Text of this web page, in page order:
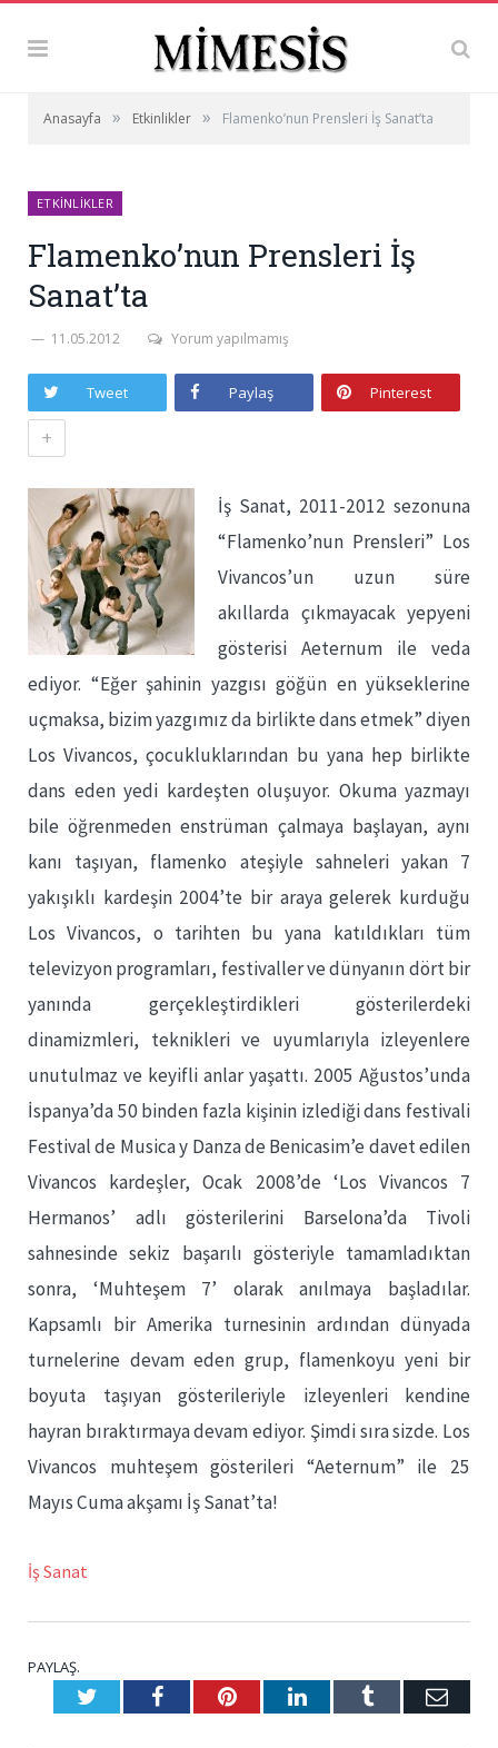
Anasayfa » Etkinlikler » Flamenko’nun Prensleri İş Sanat’ta
ETKINLIKLER
Flamenko’nun Prensleri İş
Sanat’ta
11.05.2012 Yorum yapılmamış
Tweet Paylaş Pinterest
+
İş Sanat, 2011-2012 sezonuna
“Flamenko’nun Prensleri” Los
Vivancos’un uzun süre
akıllarda çıkmayacak yepyeni
gösterisi Aeternum ile veda
ediyor. “Eğer şahinin yazgısı göğün en yükseklerine
uçmaksa, bizim yazgımız da birlikte dans etmek” diyen
Los Vivancos, çocukluklarından bu yana hep birlikte
dans eden yedi kardeşten oluşuyor. Okuma yazmayı
bile öğrenmeden enstrüman çalmaya başlayan, aynı
kanı taşıyan, flamenko ateşiyle sahneleri yakan 7
yakışıklı kardeşin 2004’te bir araya gelerek kurduğu
Los Vivancos, o tarihten bu yana katıldıkları tüm
televizyon programları, festivaller ve dünyanın dört bir
yanında gerçekleştirdikleri gösterilerdeki
dinamizmleri, teknikleri ve uyumlarıyla izleyenlere
unutulmaz ve keyifli anlar yaşattı. 2005 Ağustos’unda
İspanya’da 50 binden fazla kişinin izlediği dans festivali
Festival de Musica y Danza de Benicasim’e davet edilen
Vivancos kardeşler, Ocak 2008’de ‘Los Vivancos 7
Hermanos’ adlı gösterilerini Barselona’da Tivoli
sahnesinde sekiz başarılı gösteriyle tamamladıktan
sonra, ‘Muhteşem 7’ olarak anılmaya başladılar.
Kapsamlı bir Amerika turnesinin ardından dünyada
turnelerine devam eden grup, flamenkoyu yeni bir
boyuta taşıyan gösterileriyle izleyenleri kendine
hayran bıraktırmaya devam ediyor. Şimdi sıra sizde. Los
Vivancos muhteşem gösterileri “Aeternum” ile 25
Mayıs Cuma akşamı İş Sanat’ta!
İş Sanat
PAYLAŞ.
TwitterFacebookPinterestLinkedInTumblr E-